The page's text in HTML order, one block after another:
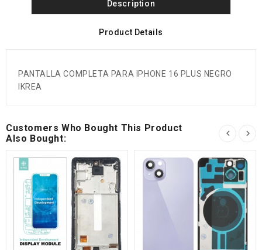
Description
Product Details
PANTALLA COMPLETA PARA IPHONE 16 PLUS NEGRO
IKREA
Customers Who Bought This Product
Also Bought: